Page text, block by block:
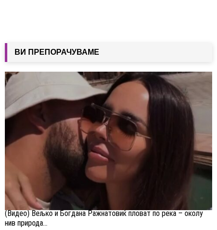
ВИ ПРЕПОРАЧУВАМЕ
(Видео) Вељко и Богдана Ражнатовиќ пловат по река – околу
нив природа...